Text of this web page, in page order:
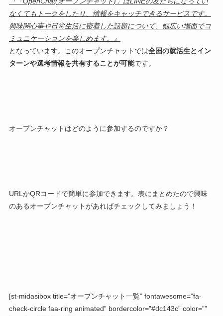
なくてもトークをしたり、情報をキャッチできるサービスです。
興味関心事や日常生活に密着した話題について、幅広い場面でコ
ミュニケーションを楽しめます。』
となっています。このオープンチャットでは全国の就活生とイン
ターンや選考情報を共有することが可能です。
オープンチャットはどのように参加するのですか？
URLかQRコードで簡単に参加できます。表にまとめたので興味
のあるオープンチャットがあればチェックしてみましょう！
[st-midasibox title=”オープンチャット一覧” fontawesome=”fa-
check-circle faa-ring animated” bordercolor=”#dc143c” color=””